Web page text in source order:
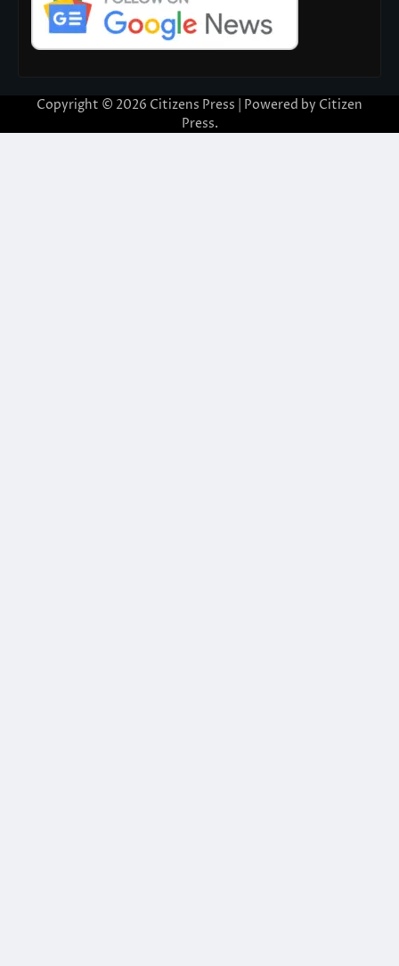
Copyright © 2026 Citizens Press | Powered by Citizen
Press.